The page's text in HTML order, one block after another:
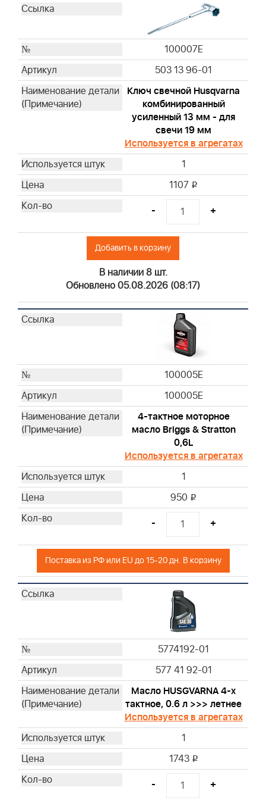
4216
4223
4232
4237
4238
4240
4243
4251WM
4261
593260M
799579M
997240
19069
19062
19522
19400
19368
19480
19620
19461
19545
19266
19063
19057
19547
19244
19497
19353
19487
19468
19447
100009
CE5121
100007E
503 13 96-01
Ключ свечной Husqvarna
комбинированный
усиленный 13 мм - для
свечи 19 мм
Используется в агрегатах
1
1107 i
- +
Добавить в корзину
В наличии 8 шт.
Обновлено 05.08.2026 (08:17)
100005E
100005E
4-тактное моторное
масло Briggs & Stratton
0,6L
Используется в агрегатах
1
950 i
- +
Поставка из РФ или EU до 15-20 дн. В корзину
5774192-01
577 41 92-01
Масло HUSGVARNA 4-х
тактное, 0.6 л >>> летнее
Используется в агрегатах
1
1743 i
- +